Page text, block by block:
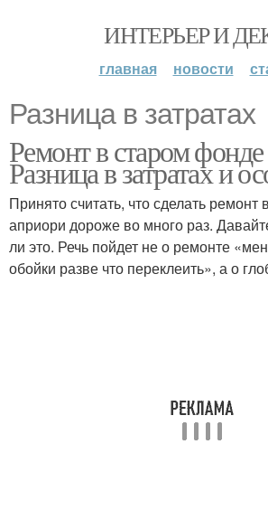
ИНТЕРЬЕР И
главная новости
Разница в затратах
Ремонт в старом
Разница в затратах и
Принято считать, что сделать ремонт
априори дороже во много раз.
ли это. Речь пойдет не о ремонте
обойки разве что переклеить», а о